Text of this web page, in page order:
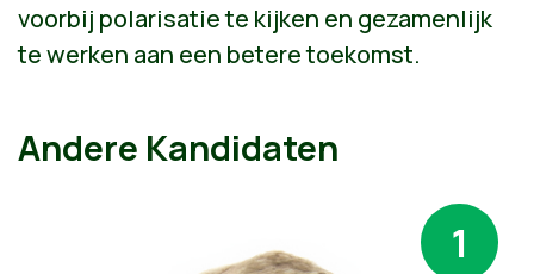
voorbij polarisatie te kijken en gezamenlijk
te werken aan een betere toekomst.
Andere Kandidaten
1